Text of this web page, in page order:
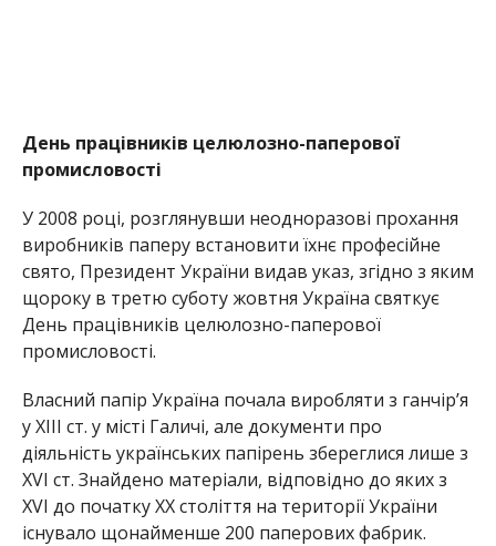
День працівників целюлозно-паперової
промисловості
У 2008 році, розглянувши неодноразові прохання
виробників паперу встановити їхнє професійне
свято, Президент України видав указ, згідно з яким
щороку в третю суботу жовтня Україна святкує
День працівників целюлозно-паперової
промисловості.
Власний папір Україна почала виробляти з ганчір’я
у XIII ст. у місті Галичі, але документи про
діяльність українських папірень збереглися лише з
XVI ст. Знайдено матеріали, відповідно до яких з
XVI до початку XX століття на території України
існувало щонайменше 200 паперових фабрик.